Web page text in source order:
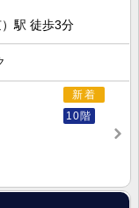
駅 徒歩3分
新着
10階